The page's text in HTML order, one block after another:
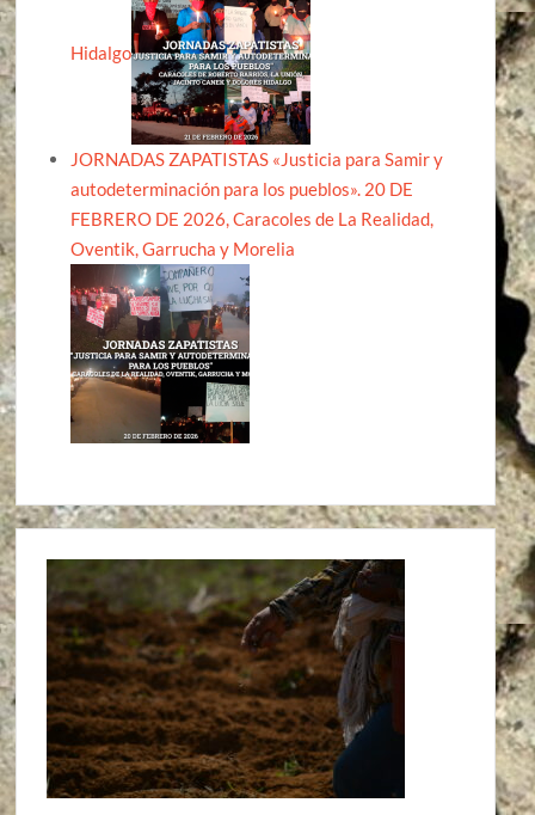
Hidalgo
JORNADAS ZAPATISTAS «Justicia para Samir y
autodeterminación para los pueblos». 20 DE
FEBRERO DE 2026, Caracoles de La Realidad,
Oventik, Garrucha y Morelia